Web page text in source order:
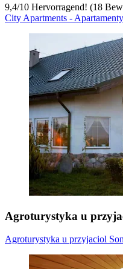
9,4/10 Hervorragend! (18
City Apartments -
Agroturystyka u
Agroturystyka u przyjaciol